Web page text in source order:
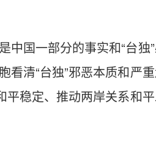
国一部分的事实和“台独
清“台独”邪恶本质和严
平稳定、推动两岸关系和